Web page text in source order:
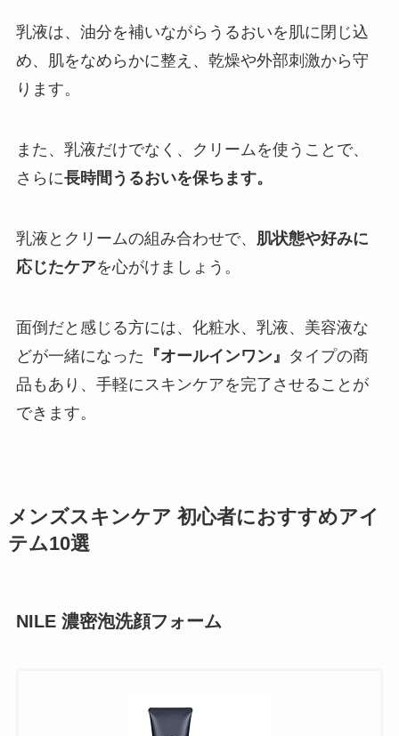
乳液は、油分を補いながらうるおいを肌に閉じ込
め、肌をなめらかに整え、乾燥や外部刺激から守
ります。
また、乳液だけでなく、クリームを使うことで、
さらに長時間うるおいを保ちます。
乳液とクリームの組み合わせで、
肌状態や好みに
応じたケアを心がけましょう。
面倒だと感じる方には、化粧水、乳液、美容液な
どが一緒になった 『オールインワン』 タイプの商
品もあり、手軽にスキンケアを完了させることが
できます。
メンズスキンケア 初心者におすすめアイ
テム10選
NILE 濃密泡洗顔フォーム